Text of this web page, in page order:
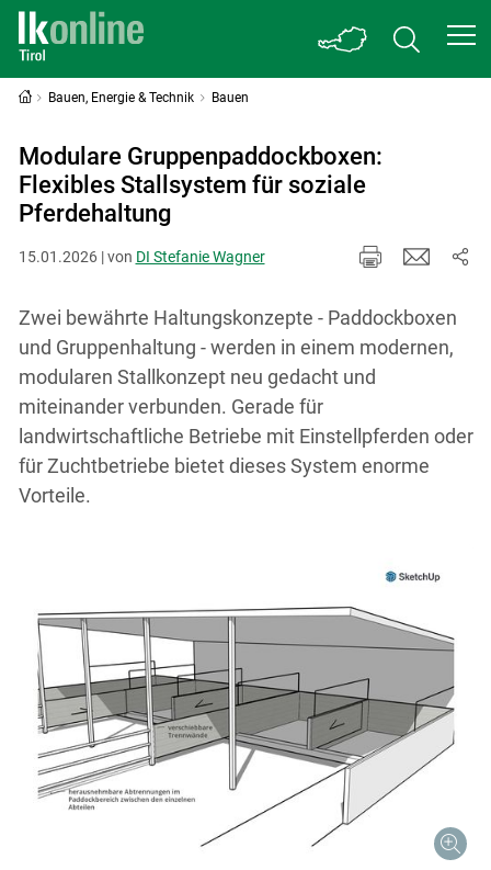
Bauen, Energie & Technik Bauen
Modulare Gruppenpaddockboxen:
Flexibles Stallsystem für soziale
Pferdehaltung
15.01.2026 | von DI Stefanie Wagner
Zwei bewährte Haltungskonzepte - Paddockboxen
und Gruppenhaltung - werden in einem modernen,
modularen Stallkonzept neu gedacht und
miteinander verbunden. Gerade für
landwirtschaftliche Betriebe mit Einstellpferden oder
für Zuchtbetriebe bietet dieses System enorme
Vorteile.